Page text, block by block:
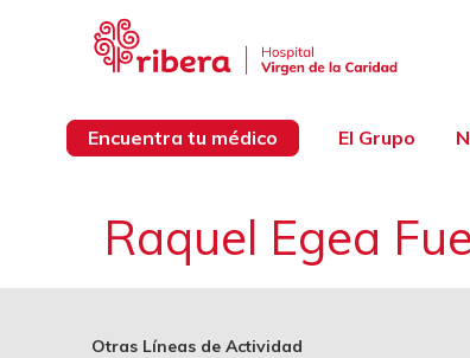
Encuentra tu médico El Grupo
Raquel Egea
Otras Líneas de Actividad